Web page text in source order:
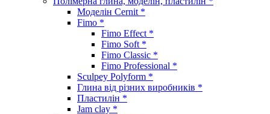
Моделін Cernit *
Fimo *
Fimo Effect *
Fimo Soft *
Fimo Classic *
Fimo Professional *
Sculpey Polyform *
Глина від різних виробників *
Пластилін *
Jam clay *